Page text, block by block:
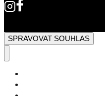
SPRAVOVAT SOUHLAS